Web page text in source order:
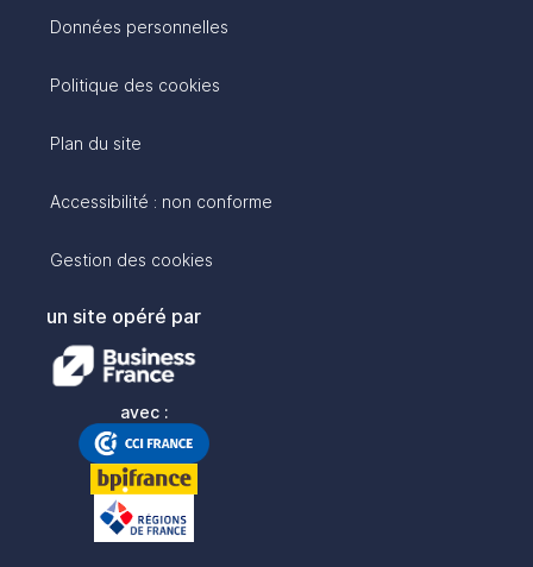
Données personnelles
Politique des cookies
Plan du site
Accessibilité : non conforme
Gestion des cookies
un site opéré par
avec :